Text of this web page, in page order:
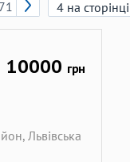
10000 грн
Львівська